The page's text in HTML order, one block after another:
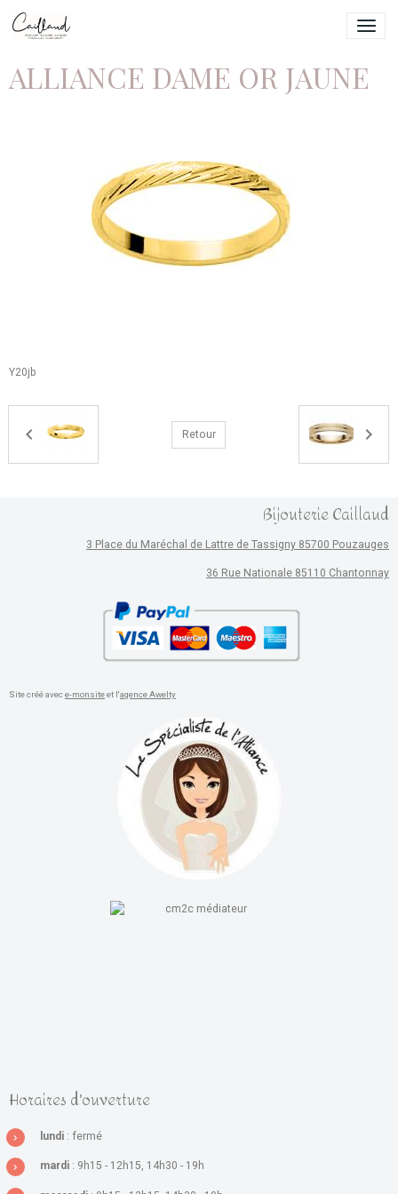
ALLIANCE DAME OR JAUNE
Y20jb
Retour
Bijouterie Caillaud
3 Place du Maréchal de Lattre de Tassigny 85700 Pouzauges
36 Rue Nationale 85110 Chantonnay
Site créé avece-monsiteet l'agence Awelty
Horaires d'ouverture
lundi : fermé
mardi : 9h15 - 12h15, 14h30 - 19h